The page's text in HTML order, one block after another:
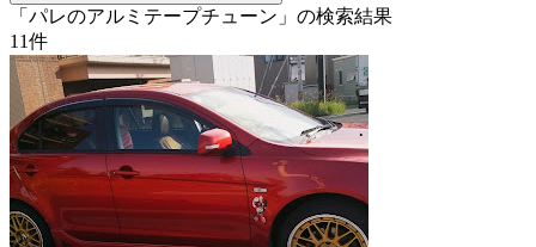
「パレのアルミテープチューン」の検索結果
11件